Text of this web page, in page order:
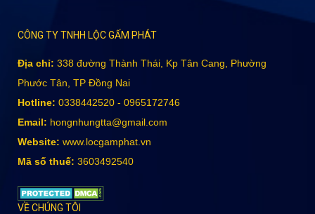
CÔNG TY TNHH LỘC GẤM PHÁT
Địa chỉ: 338 đường Thành Thái, Kp Tân Cang, Phường
Phước Tân, TP Đồng Nai
Hotline: 0338442520 - 0965172746
Email: hongnhungtta@gmail.com
Website: www.locgamphat.vn
Mã số thuế: 3603492540
VỀ CHÚNG TÔI